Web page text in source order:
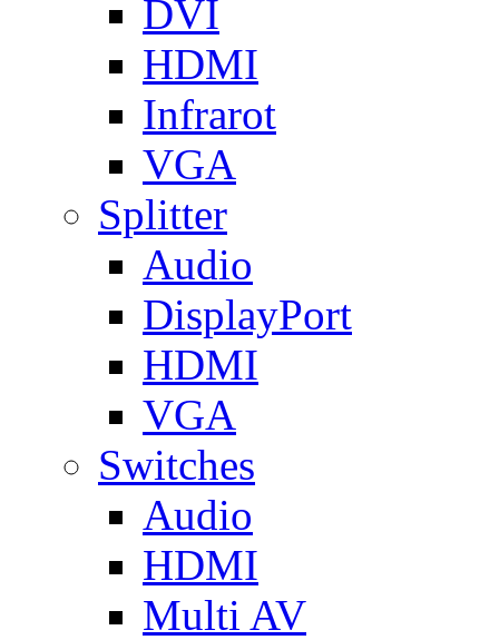
DVI
HDMI
Infrarot
VGA
Splitter
Audio
DisplayPort
HDMI
VGA
Switches
Audio
HDMI
Multi AV